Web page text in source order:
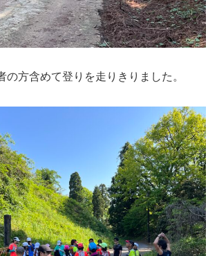
の方含めて登りを走りきりました。